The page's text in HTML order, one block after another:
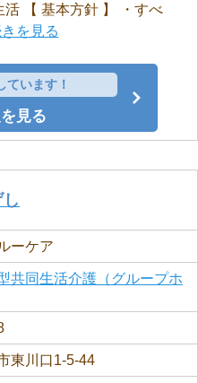
【 基本方針 】 ・すべ
を見る
ています！
見る
ーケア
共同生活介護（グループホ
東川口1-5-44